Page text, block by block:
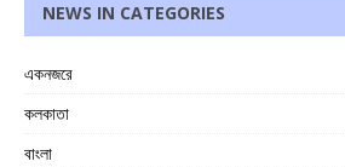
NEWS IN CATEGORIES
একনজরে
কলকাতা
বাংলা